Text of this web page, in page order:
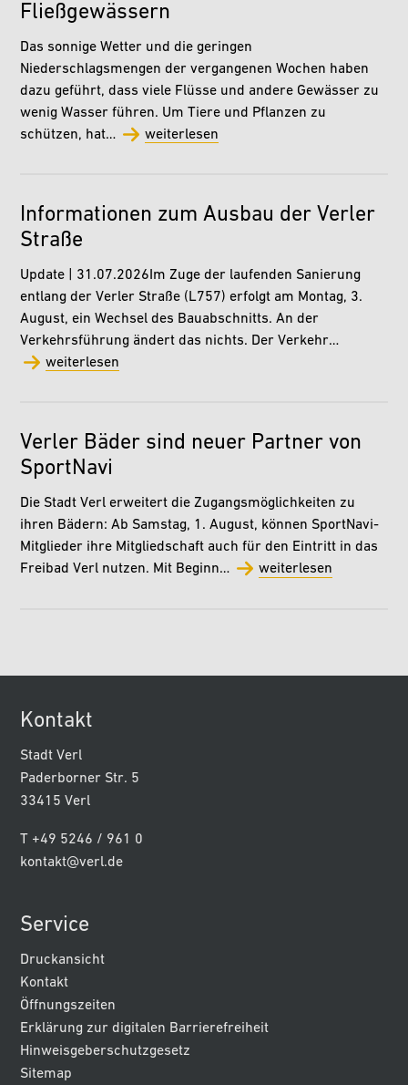
Fließgewässern
Das sonnige Wetter und die geringen
Niederschlagsmengen der vergangenen Wochen haben
dazu geführt, dass viele Flüsse und andere Gewässer zu
wenig Wasser führen. Um Tiere und Pflanzen zu
schützen, hat…
weiterlesen
Informationen zum Ausbau der Verler
Straße
Update | 31.07.2026Im Zuge der laufenden Sanierung
entlang der Verler Straße (L757) erfolgt am Montag, 3.
August, ein Wechsel des Bauabschnitts. An der
Verkehrsführung ändert das nichts. Der Verkehr…
weiterlesen
Verler Bäder sind neuer Partner von
SportNavi
Die Stadt Verl erweitert die Zugangsmöglichkeiten zu
ihren Bädern: Ab Samstag, 1. August, können SportNavi-
Mitglieder ihre Mitgliedschaft auch für den Eintritt in das
Freibad Verl nutzen. Mit Beginn…
weiterlesen
Kontakt
Stadt Verl
Paderborner Str. 5
33415 Verl
T +49 5246 / 961 0
kontakt@verl.de
Service
Druckansicht
Kontakt
Öffnungszeiten
Erklärung zur digitalen Barrierefreiheit
Hinweisgeberschutzgesetz
Sitemap